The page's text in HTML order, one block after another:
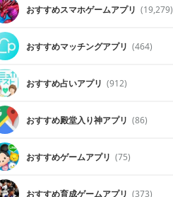
おすすめスマホゲームアプリ (19,279)
おすすめマッチングアプリ (464)
おすすめ占いアプリ (912)
おすすめ殿堂入り神アプリ (86)
おすすめゲームアプリ (75)
おすすめ育成ゲームアプリ (373)